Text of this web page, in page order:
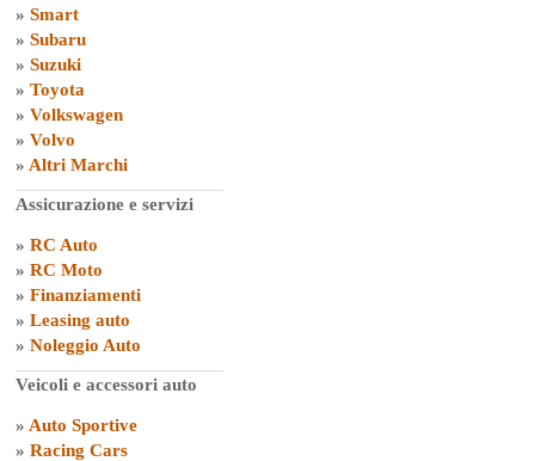
» Smart
» Subaru
» Suzuki
» Toyota
» Volkswagen
» Volvo
» Altri Marchi
Assicurazione e servizi
» RC Auto
» RC Moto
» Finanziamenti
» Leasing auto
» Noleggio Auto
Veicoli e accessori auto
» Auto Sportive
» Racing Cars